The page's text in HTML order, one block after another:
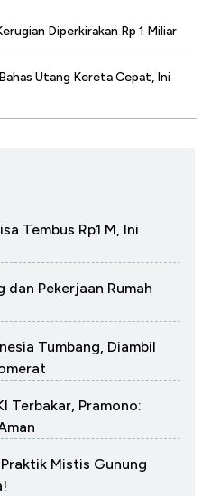
Diperkirakan Rp 1 Miliar
Utang Kereta Cepat, Ini
Tembus Rp1 M, Ini
dan Pekerjaan Rumah
Tumbang, Diambil
Terbakar, Pramono:
Mistis Gunung